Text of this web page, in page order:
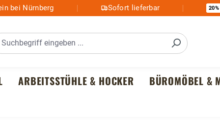
bei Nürnberg Sofort lieferbar 20%
ARBEITSSTÜHLE & HOCKER BÜROMÖBEL &